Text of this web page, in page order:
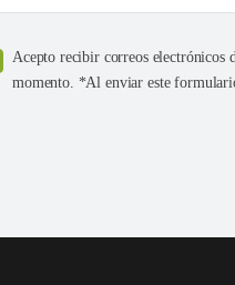
Acepto recibir correos electrónicos
momento. *Al enviar este